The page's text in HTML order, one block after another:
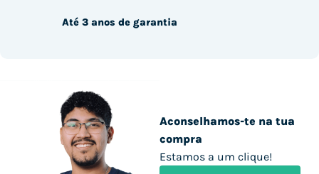
Aconselhamos-te na tua
compra
Estamos a um clique!
Até 3 anos de garantia